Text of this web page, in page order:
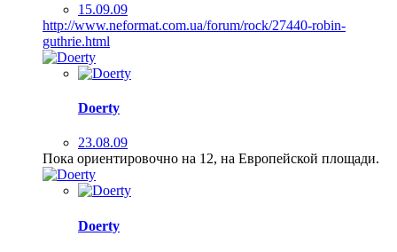
15.09.09
http://www.neformat.com.ua/forum/rock/27440-robin-
guthrie.html
Doerty
23.08.09
Пока ориентировочно на 12, на Европейской площади.
Doerty